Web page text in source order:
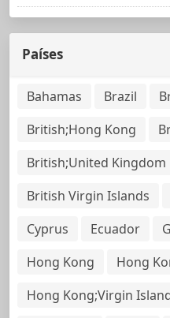
Países
Bahamas Brazil
British;Hong Kong
British;United Kingdom
British Virgin Islands
Cyprus
Ecuador
Hong Kong
Hong
Hong Kong;Virgin